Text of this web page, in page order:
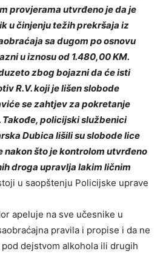
provjerama utvrđeno je da je
u činjenju težih prekršaja iz
sa dugom po osnovu
u iznosu od 1.480,00 KM.
zbog bojazni da će isti
R.V. koji je lišen slobode
se zahtjev za pokretanje
policijski službenici
Dubica lišili su slobode lice
nakon što je kontrolom utvrđeno
droga upravlja lakim ličnim
u saopštenju Policijske uprave
apeluje na sve učesnike u
pravila i propise i da ne
dejstvom alkohola ili drugih